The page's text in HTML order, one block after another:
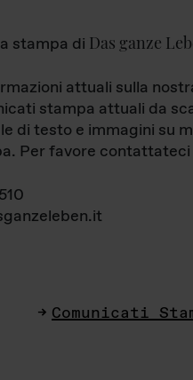
stampa di Das ganze
attuali sulla
stampa attuali da
di testo e immagini su
Per favore contattateci
Comunicati